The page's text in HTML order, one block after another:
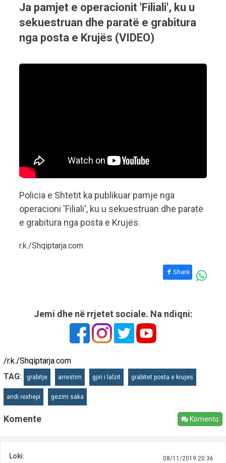
Ja pamjet e operacionit 'Filiali', ku u
sekuestruan dhe paratë e grabitura
nga posta e Krujës (VIDEO)
Policia e Shtetit ka publikuar pamje nga
operacioni 'Filiali', ku u sekuestruan dhe paratë
e grabitura nga posta e Krujës.
r.k./Shqiptarja.com
Share
Jemi dhe në rrjetet sociale. Na ndiqni:
/r.k./Shqiptarja.com
TAG:
grabitje arrestim gjiri i lalzit grabitet posta e krujes
andi rexhepi gezim saka
Komente Komento
Loki: 08/11/2019 20:36